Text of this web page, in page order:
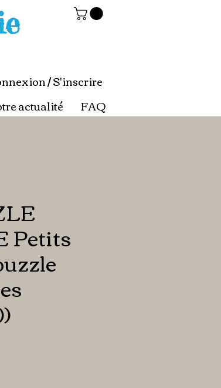
/ S'inscrire
actualité FAQ
Petits